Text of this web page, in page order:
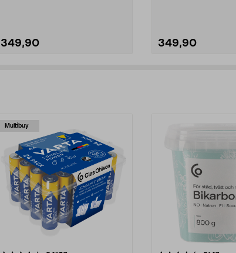
349,90 349,90
Multibuy